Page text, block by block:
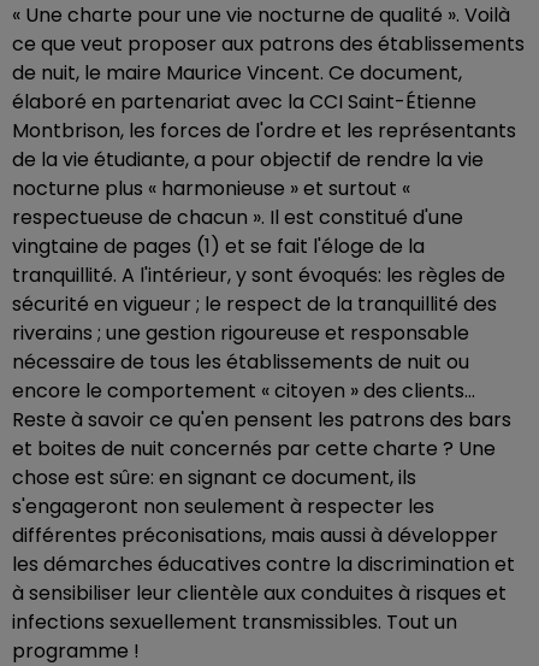
« Une charte pour une vie nocturne de qualité ». Voilà
ce que veut proposer aux patrons des établissements
de nuit, le maire Maurice Vincent. Ce document,
élaboré en partenariat avec la CCI Saint-Étienne
Montbrison, les forces de l'ordre et les représentants
de la vie étudiante, a pour objectif de rendre la vie
nocturne plus « harmonieuse » et surtout «
respectueuse de chacun ». Il est constitué d'une
vingtaine de pages (1) et se fait l'éloge de la
tranquillité. A l'intérieur, y sont évoqués: les règles de
sécurité en vigueur ; le respect de la tranquillité des
riverains ; une gestion rigoureuse et responsable
nécessaire de tous les établissements de nuit ou
encore le comportement « citoyen » des clients...
Reste à savoir ce qu'en pensent les patrons des bars
et boites de nuit concernés par cette charte ? Une
chose est sûre: en signant ce document, ils
s'engageront non seulement à respecter les
différentes préconisations, mais aussi à développer
les démarches éducatives contre la discrimination et
à sensibiliser leur clientèle aux conduites à risques et
infections sexuellement transmissibles. Tout un
programme !